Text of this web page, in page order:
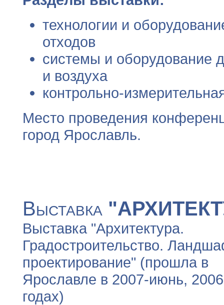
технологии и
отходов
системы и оборудование
и воздуха
контрольно-
Место проведения
город Ярославль.
Выставка
Выставка "Архитектура.
Градостроительство.
проектирование" (прошла в
Ярославле в 2007-июнь,
годах)